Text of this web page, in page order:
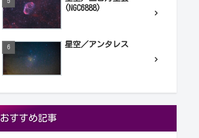
(NGC6888)
星空／アンタレス
おすすめ記事